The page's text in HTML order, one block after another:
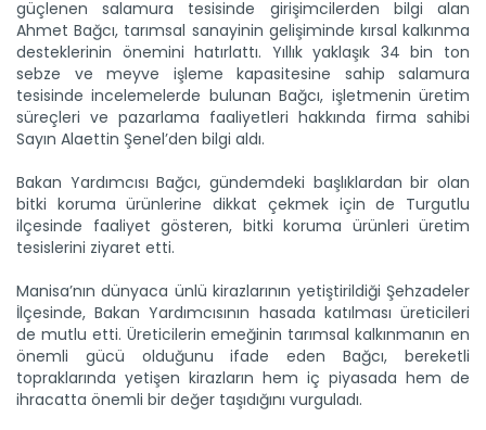
güçlenen salamura tesisinde girişimcilerden bilgi alan
Ahmet Bağcı, tarımsal sanayinin gelişiminde kırsal kalkınma
desteklerinin önemini hatırlattı. Yıllık yaklaşık 34 bin ton
sebze ve meyve işleme kapasitesine sahip salamura
tesisinde incelemelerde bulunan Bağcı, işletmenin üretim
süreçleri ve pazarlama faaliyetleri hakkında firma sahibi
Sayın Alaettin Şenel’den bilgi aldı.
Bakan Yardımcısı Bağcı, gündemdeki başlıklardan bir olan
bitki koruma ürünlerine dikkat çekmek için de Turgutlu
ilçesinde faaliyet gösteren, bitki koruma ürünleri üretim
tesislerini ziyaret etti.
Manisa’nın dünyaca ünlü kirazlarının yetiştirildiği Şehzadeler
İlçesinde, Bakan Yardımcısının hasada katılması üreticileri
de mutlu etti. Üreticilerin emeğinin tarımsal kalkınmanın en
önemli gücü olduğunu ifade eden Bağcı, bereketli
topraklarında yetişen kirazların hem iç piyasada hem de
ihracatta önemli bir değer taşıdığını vurguladı.
Ceylanpınar ekimde ve hasatta...
Tarım ve Orman Bakanlığı Tarım İşletmeleri Genel
Devamını Oku ->
Yeni nesil tarım liseleri yeni...